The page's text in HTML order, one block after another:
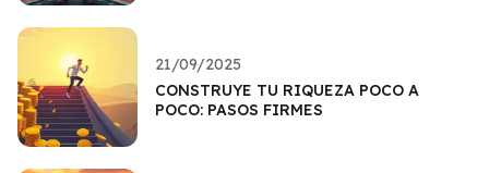
21/09/2025
CONSTRUYE TU RIQUEZA POCO A
POCO: PASOS FIRMES